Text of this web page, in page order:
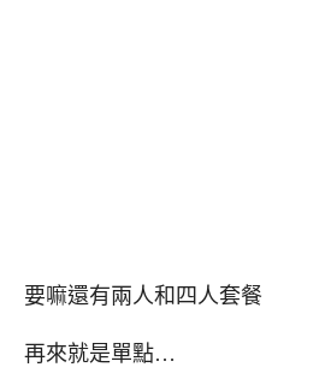
要嘛還有兩人和四人套餐
再來就是單點…